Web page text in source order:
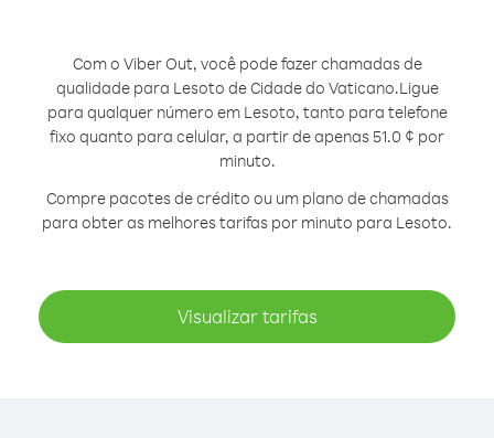
Com o Viber Out, você pode fazer chamadas de
qualidade para Lesoto de Cidade do Vaticano.Ligue
para qualquer número em Lesoto, tanto para telefone
fixo quanto para celular, a partir de apenas 51.0 ¢ por
minuto.
Compre pacotes de crédito ou um plano de chamadas
para obter as melhores tarifas por minuto para Lesoto.
Visualizar tarifas